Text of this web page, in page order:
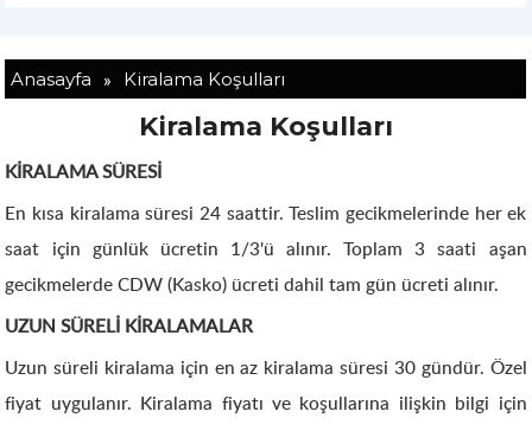
Anasayfa » Kiralama Koşulları
Kiralama Koşulları
KİRALAMA SÜRESİ
En kısa kiralama süresi 24 saattir. Teslim gecikmelerinde her ek
saat için günlük ücretin 1/3'ü alınır. Toplam 3 saati aşan
gecikmelerde CDW (Kasko) ücreti dahil tam gün ücreti alınır.
UZUN SÜRELİ KİRALAMALAR
Uzun süreli kiralama için en az kiralama süresi 30 gündür. Özel
fiyat uygulanır. Kiralama fiyatı ve koşullarına ilişkin bilgi için